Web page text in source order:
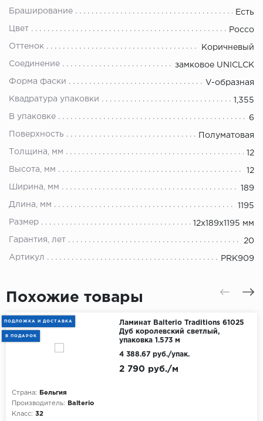
Браширование Есть
Цвет Россо
Оттенок Коричневый
Соединение замковое UNICLCK
Форма фаски V-образная
Квадратура упаковки 1,355
В упаковке 6
Поверхность Полуматовая
Толщина, мм 12
Высота, мм 12
Ширина, мм 189
Длина, мм 1195
Размер 12x189x1195 мм
Гарантия, лет 20
Артикул PRK909
Похожие товары
ПОДЛОЖКА И ДОСТАВКА
В ПОДАРОК
Ламинат Balterio Traditions 61025
Дуб королевский светлый,
упаковка 1.573 м
Страна:
Бельгия
Производитель:
Balterio
Класс: 32
2 790 руб./м
4 388.67 руб./упак.